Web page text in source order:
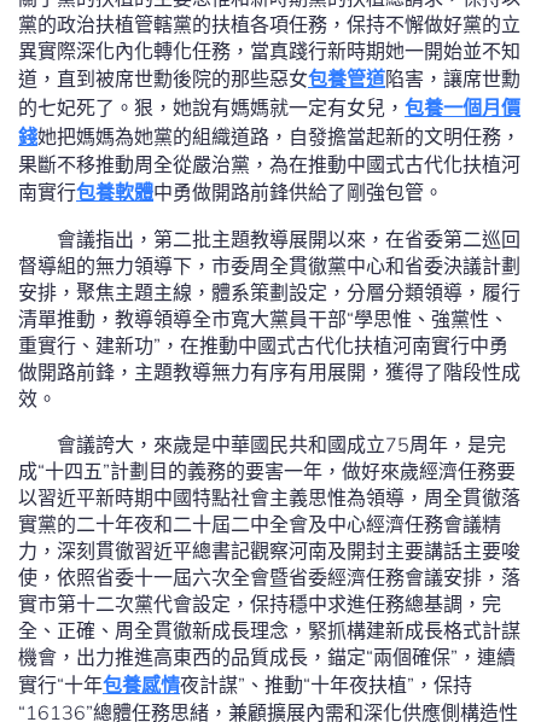
黨的政治扶植管轄黨的扶植各項任務，保持不懈做好黨的立
異實際深化內化轉化任務，當真踐行新時期她一開始並不知
道，直到被席世勳後院的那些惡女包養管道陷害，讓席世勳
的七妃死了。狠，她說有媽媽就一定有女兒， 包養一個月價
錢她把媽媽為她黨的組織道路，自發擔當起新的文明任務，
果斷不移推動周全從嚴治黨，為在推動中國式古代化扶植河
南實行包養軟體中勇做開路前鋒供給了剛強包管。
會議指出，第二批主題教導展開以來，在省委第二巡回
督導組的無力領導下，市委周全貫徹黨中心和省委決議計劃
安排，聚焦主題主線，體系策劃設定，分層分類領導，履行
清單推動，教導領導全市寬大黨員干部“學思惟、強黨性、
重實行、建新功”，在推動中國式古代化扶植河南實行中勇
做開路前鋒，主題教導無力有序有用展開，獲得了階段性成
效。
會議誇大，來歲是中華國民共和國成立75周年，是完
成“十四五”計劃目的義務的要害一年，做好來歲經濟任務要
以習近平新時期中國特點社會主義思惟為領導，周全貫徹落
實黨的二十年夜和二十屆二中全會及中心經濟任務會議精
力，深刻貫徹習近平總書記觀察河南及開封主要講話主要唆
使，依照省委十一屆六次全會暨省委經濟任務會議安排，落
實市第十二次黨代會設定，保持穩中求進任務總基調，完
全、正確、周全貫徹新成長理念，緊抓構建新成長格式計謀
機會，出力推進高東西的品質成長，錨定“兩個確保”，連續
實行“十年包養感情夜計謀”、推動“十年夜扶植”，保持
“16136”總體任務思緒，兼顧擴展內需和深化供應側構造性